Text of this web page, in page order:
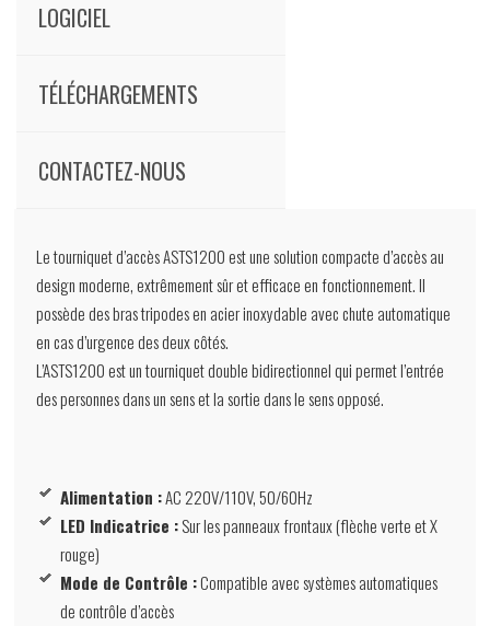
LOGICIEL
TÉLÉCHARGEMENTS
CONTACTEZ-NOUS
Le tourniquet d’accès ASTS1200 est une solution compacte d’accès au
design moderne, extrêmement sûr et efficace en fonctionnement. Il
possède des bras tripodes en acier inoxydable avec chute automatique
en cas d’urgence des deux côtés.
L’ASTS1200 est un tourniquet double bidirectionnel qui permet l’entrée
des personnes dans un sens et la sortie dans le sens opposé.
Alimentation :AC 220V/110V, 50/60Hz
LED Indicatrice :Sur les panneaux frontaux (flèche verte et X
rouge)
Mode de Contrôle :Compatible avec systèmes automatiques
de contrôle d’accès